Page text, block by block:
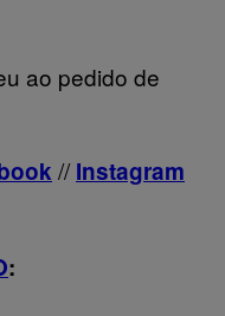
ao pedido de
//Instagram
: